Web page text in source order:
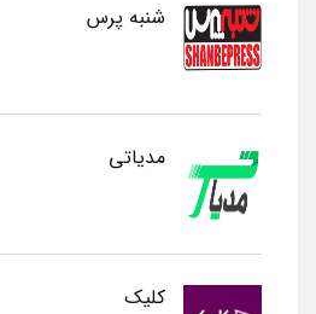
شنبه پرس
مدیاتی
کلیک